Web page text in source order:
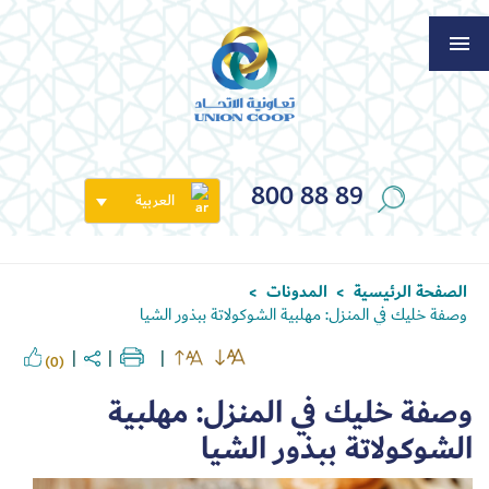
800 88 89 العربية
الصفحة الرئيسية > المدونات >
وصفة خليك في المنزل: مهلبية الشوكولاتة ببذور الشيا
(0)
وصفة خليك في المنزل: مهلبية
الشوكولاتة ببذور الشيا